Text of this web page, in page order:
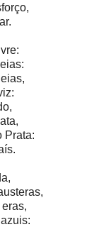
Prata: